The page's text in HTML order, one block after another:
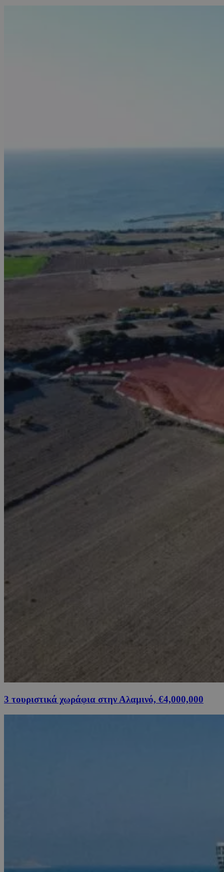
3 τουριστικά χωράφια στην Αλαμινό, €4,000,000